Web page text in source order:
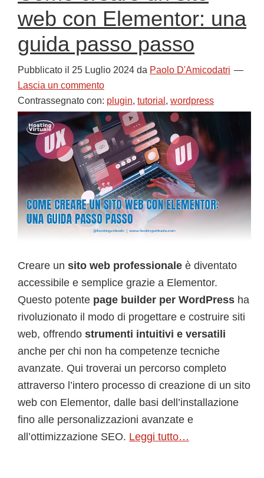
web con Elementor: una
guida passo passo
Pubblicato il 25 Luglio 2024 da Paolo D'Amicodatri
Lascia un commento
Contrassegnato con: plugin, tutorial , wordpress
Creare un sito web professionale è diventato
accessibile e semplice grazie a Elementor.
Questo potente page builder per WordPress ha
rivoluzionato il modo di progettare e costruire siti
web, offrendo strumenti intuitivi e versatili
anche per chi non ha competenze tecniche
avanzate. Qui troverai un percorso completo
attraverso l’intero processo di creazione di un sito
web con Elementor, dalle basi dell’installazione
fino alle personalizzazioni avanzate e
all’ottimizzazione SEO. Leggi tutto…